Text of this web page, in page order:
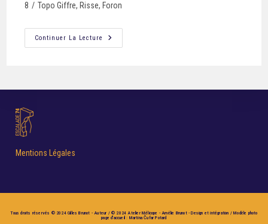
8 / Topo Giffre, Risse, Foron
Continuer La Lecture
Mentions Légales
Tous droits réservés © 2024 Gilles Brunot - Auteur / © 2024 Atelier Mélicope - Amélie Brunot - Design et intégration / Modèle photo
page d'accueil : Martina Čufar Potard